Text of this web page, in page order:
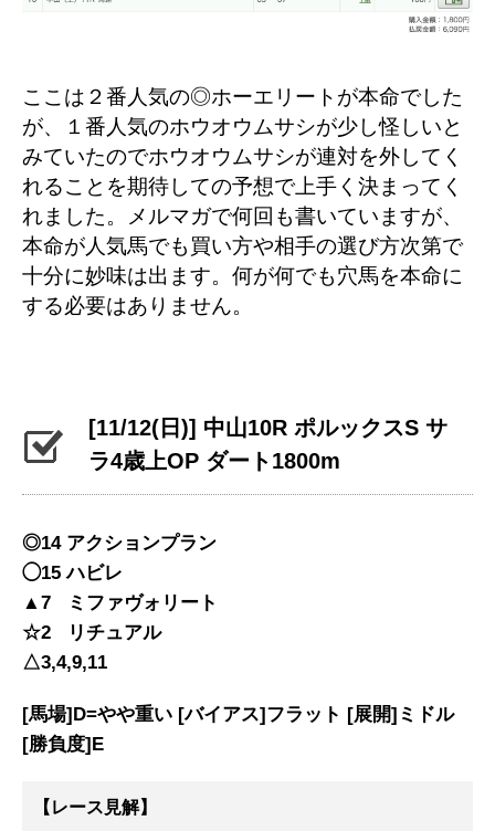
ここは２番人気の◎ホーエリートが本命でした
が、１番人気のホウオウムサシが少し怪しいと
みていたのでホウオウムサシが連対を外してく
れることを期待しての予想で上手く決まってく
れました。メルマガで何回も書いていますが、
本命が人気馬でも買い方や相手の選び方次第で
十分に妙味は出ます。何が何でも穴馬を本命に
する必要はありません。
[11/12(日)] 中山10R ポルックスS サ
ラ4歳上OP ダート1800m
◎14 アクションプラン
◯15 ハビレ
▲7 ミファヴォリート
☆2 リチュアル
△3,4,9,11
[馬場]D=やや重い [バイアス]フラット [展開]ミドル
[勝負度]E
【レース見解】